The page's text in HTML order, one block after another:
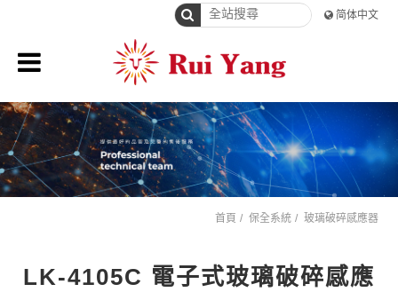
简体中文
首頁 保全系統 玻璃破碎感應器
LK-4105C 電子式玻璃破碎感應